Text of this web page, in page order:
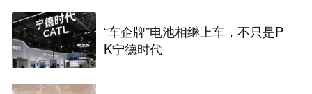
“车企牌”电池相继上车，不只是P
K宁德时代